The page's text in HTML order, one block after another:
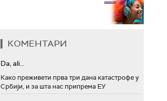
КОМЕНТАРИ
Da, ali...
Како преживети прва три дана катастрофе у
Србији, и за шта нас припрема ЕУ